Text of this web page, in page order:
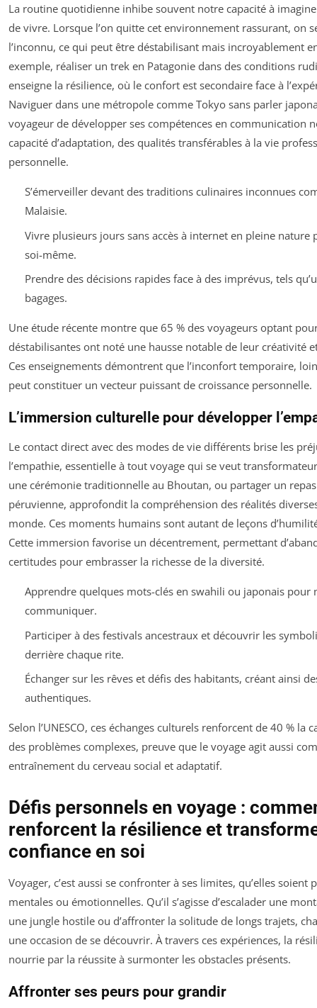
La routine quotidienne inhibe souvent notre capacité à
de vivre. Lorsque l’on quitte cet environnement rassurant, on
l’inconnu, ce qui peut être déstabilisant mais incroyablement
exemple, réaliser un trek en Patagonie dans des conditions
enseigne la résilience, où le confort est secondaire face à
Naviguer dans une métropole comme Tokyo sans parler
voyageur de développer ses compétences en communication
capacité d’adaptation, des qualités transférables à la vie
personnelle.
S’émerveiller devant des traditions culinaires inconnues
Malaisie.
Vivre plusieurs jours sans accès à internet en pleine nature
soi-même.
Prendre des décisions rapides face à des imprévus, tels
bagages.
Une étude récente montre que 65 % des voyageurs optant
déstabilisantes ont noté une hausse notable de leur créativité
Ces enseignements démontrent que l’inconfort temporaire,
peut constituer un vecteur puissant de croissance personnelle.
L’immersion culturelle pour développer
Le contact direct avec des modes de vie différents brise les
l’empathie, essentielle à tout voyage qui se veut
une cérémonie traditionnelle au Bhoutan, ou partager un
péruvienne, approfondit la compréhension des réalités
monde. Ces moments humains sont autant de leçons
Cette immersion favorise un décentrement, permettant
certitudes pour embrasser la richesse de la diversité.
Apprendre quelques mots-clés en swahili ou japonais pour
communiquer.
Participer à des festivals ancestraux et découvrir les
derrière chaque rite.
Échanger sur les rêves et défis des habitants, créant ainsi
authentiques.
Selon l’UNESCO, ces échanges culturels renforcent de 40 % la
des problèmes complexes, preuve que le voyage agit aussi
entraînement du cerveau social et adaptatif.
Défis personnels en voyage :
renforcent la résilience et
confiance en soi
Voyager, c’est aussi se confronter à ses limites, qu’elles soient
mentales ou émotionnelles. Qu’il s’agisse d’escalader une
une jungle hostile ou d’affronter la solitude de longs trajets,
une occasion de se découvrir. À travers ces expériences, la
nourrie par la réussite à surmonter les obstacles présents.
Affronter ses peurs pour grandir